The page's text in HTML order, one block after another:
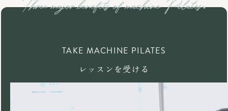
TAKE MACHINE PILATES
レッスンを受ける